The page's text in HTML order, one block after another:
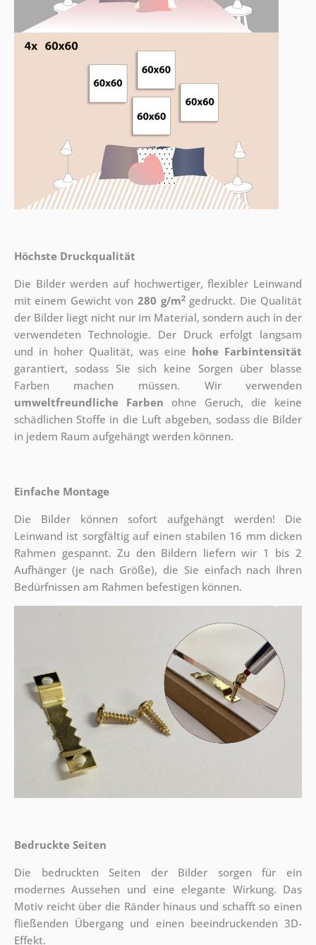
Höchste Druckqualität
Die Bilder werden auf hochwertiger, flexibler Leinwand
mit einem Gewicht von 280 g/m2gedruckt. Die Qualität
der Bilder liegt nicht nur im Material, sondern auch in der
verwendeten Technologie. Der Druck erfolgt langsam
und in hoher Qualität, was eine hohe Farbintensität
garantiert, sodass Sie sich keine Sorgen über blasse
Farben machen müssen. Wir verwenden
umweltfreundliche Farben ohne Geruch, die keine
schädlichen Stoffe in die Luft abgeben, sodass die Bilder
in jedem Raum aufgehängt werden können.
Einfache Montage
Die Bilder können sofort aufgehängt werden! Die
Leinwand ist sorgfältig auf einen stabilen 16 mm dicken
Rahmen gespannt. Zu den Bildern liefern wir 1 bis 2
Aufhänger (je nach Größe), die Sie einfach nach Ihren
Bedürfnissen am Rahmen befestigen können.
Bedruckte Seiten
Die bedruckten Seiten der Bilder sorgen für ein
modernes Aussehen und eine elegante Wirkung. Das
Motiv reicht über die Ränder hinaus und schafft so einen
fließenden Übergang und einen beeindruckenden 3D-
Effekt.